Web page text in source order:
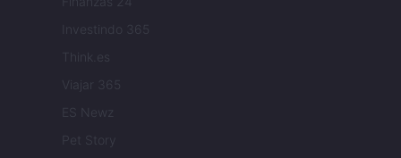
Investindo 365
Think.es
Viajar 365
ES Newz
Pet Story